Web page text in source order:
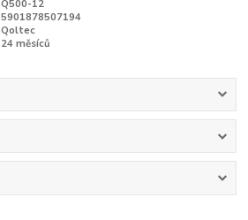
Q500-12
5901878507194
Qoltec
24 měsíců